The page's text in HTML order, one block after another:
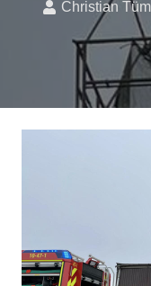
Christian